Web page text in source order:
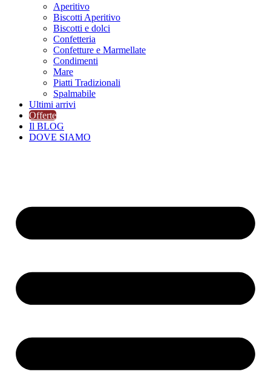
Aperitivo
Biscotti Aperitivo
Biscotti e dolci
Confetteria
Confetture e Marmellate
Condimenti
Mare
Piatti Tradizionali
Spalmabile
Ultimi arrivi
Offerte
Il BLOG
DOVE SIAMO